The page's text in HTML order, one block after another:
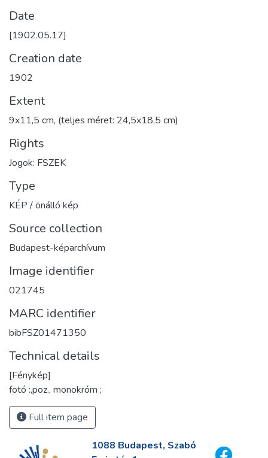
Date
[1902.05.17]
Creation date
1902
Extent
9x11,5 cm, (teljes méret: 24,5x18,5 cm)
Rights
Jogok: FSZEK
Type
KÉP / önálló kép
Source collection
Budapest-képarchívum
Image identifier
021745
MARC identifier
bibFSZ01471350
Technical details
[Fénykép]
fotó :,poz., monokróm ;
Full item page
1088 Budapest, Szabó